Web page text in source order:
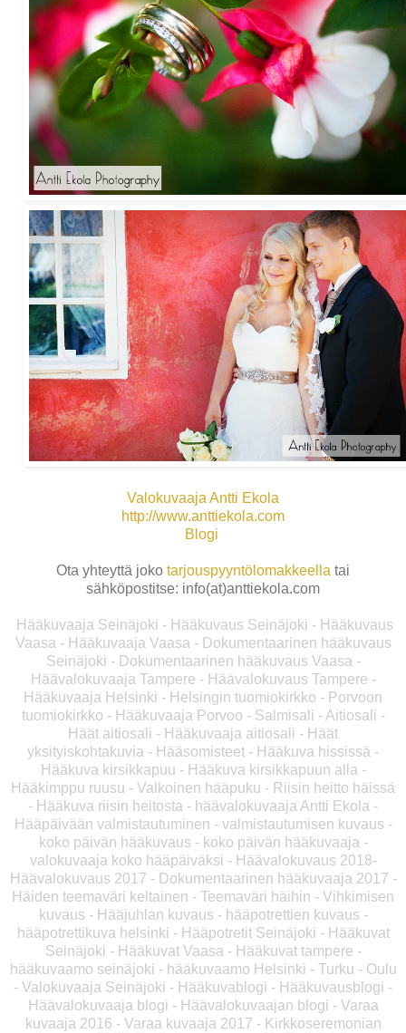
Valokuvaaja Antti Ekola
http://www.anttiekola.com
Blogi
Ota yhteyttä joko tarjouspyyntölomakkeella tai
sähköpostitse: info(at)anttiekola.com
Hääkuvaaja Seinäjoki - Hääkuvaus Seinäjoki - Hääkuvaus
Vaasa - Hääkuvaaja Vaasa - Dokumentaarinen hääkuvaus
Seinäjoki - Dokumentaarinen hääkuvaus Vaasa -
Häävalokuvaaja Tampere - Häävalokuvaus Tampere -
Hääkuvaaja Helsinki - Helsingin tuomiokirkko - Porvoon
tuomiokirkko - Hääkuvaaja Porvoo - Salmisali - Aitiosali -
Häät aitiosali - Hääkuvaaja aitiosali - Häät
yksityiskohtakuvia - Hääsomisteet - Hääkuva hississä -
Hääkuva kirsikkapuu - Hääkuva kirsikkapuun alla -
Hääkimppu ruusu - Valkoinen hääpuku - Riisin heitto häissä
- Hääkuva riisin heitosta - häävalokuvaaja Antti Ekola -
Hääpäivään valmistautuminen - valmistautumisen kuvaus -
koko päivän hääkuvaus - koko päivän hääkuvaaja -
valokuvaaja koko hääpäiväksi - Häävalokuvaus 2018-
Häävalokuvaus 2017 - Dokumentaarinen hääkuvaaja 2017 -
Häiden teemaväri keltainen - Teemaväri häihin - Vihkimisen
kuvaus - Hääjuhlan kuvaus - hääpotrettien kuvaus -
hääpotrettikuva helsinki - Hääpotretit Seinäjoki - Hääkuvat
Seinäjoki - Hääkuvat Vaasa - Hääkuvat tampere -
hääkuvaamo seinäjoki - hääkuvaamo Helsinki - Turku - Oulu
- Valokuvaaja Seinäjoki - Hääkuvablogi - Hääkuvausblogi -
Häävalokuvaaja blogi - Häävalokuvaajan blogi - Varaa
kuvaaja 2016 - Varaa kuvaaja 2017 - Kirkkoseremonian